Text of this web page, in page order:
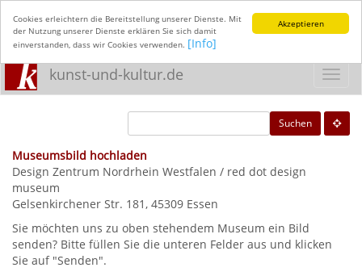
Akzeptieren
Cookies erleichtern die Bereitstellung unserer Dienste. Mit
der Nutzung unserer Dienste erklären Sie sich damit
einverstanden, dass wir Cookies verwenden. [Info]
kunst-und-kultur.de
Suchen
Museumsbild hochladen
Design Zentrum Nordrhein Westfalen / red dot design
museum
Gelsenkirchener Str. 181, 45309 Essen
Sie möchten uns zu oben stehendem Museum ein Bild
senden? Bitte füllen Sie die unteren Felder aus und klicken
Sie auf "Senden".